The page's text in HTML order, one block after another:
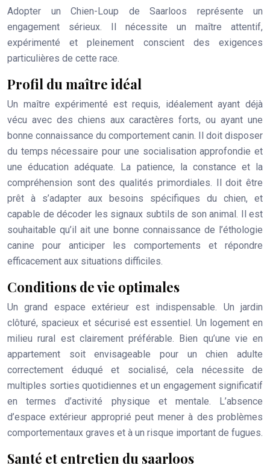
Adopter un Chien-Loup de Saarloos représente un
engagement sérieux. Il nécessite un maître attentif,
expérimenté et pleinement conscient des exigences
particulières de cette race.
Profil du maître idéal
Un maître expérimenté est requis, idéalement ayant déjà
vécu avec des chiens aux caractères forts, ou ayant une
bonne connaissance du comportement canin. Il doit disposer
du temps nécessaire pour une socialisation approfondie et
une éducation adéquate. La patience, la constance et la
compréhension sont des qualités primordiales. Il doit être
prêt à s’adapter aux besoins spécifiques du chien, et
capable de décoder les signaux subtils de son animal. Il est
souhaitable qu’il ait une bonne connaissance de l’éthologie
canine pour anticiper les comportements et répondre
efficacement aux situations difficiles.
Conditions de vie optimales
Un grand espace extérieur est indispensable. Un jardin
clôturé, spacieux et sécurisé est essentiel. Un logement en
milieu rural est clairement préférable. Bien qu’une vie en
appartement soit envisageable pour un chien adulte
correctement éduqué et socialisé, cela nécessite de
multiples sorties quotidiennes et un engagement significatif
en termes d’activité physique et mentale. L’absence
d’espace extérieur approprié peut mener à des problèmes
comportementaux graves et à un risque important de fugues.
Santé et entretien du saarloos